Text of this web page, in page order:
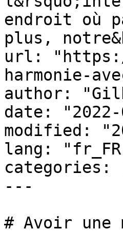
endroit où
plus,
url: "https://
harmonie-
author:
date: "2022-
modified:
lang:
categories:
---
# Avoir une